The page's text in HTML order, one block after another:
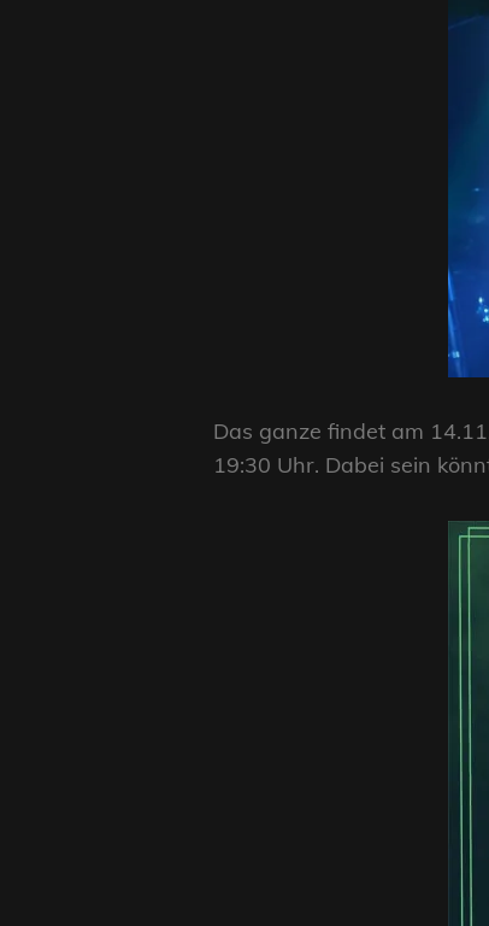
Das ganze findet am
19:30 Uhr. Dabei sein